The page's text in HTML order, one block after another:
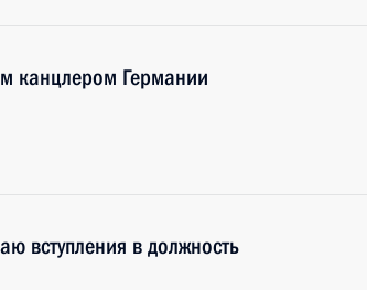
канцлером Германии
вступления в должность